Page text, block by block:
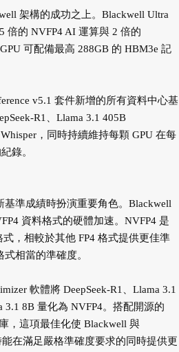
架構的成功之上。Blackwell Ultra
倍的 NVFP4 AI 運算與 2 倍的
可配備最高 288GB 的 HBM3e 記
v5.1 套件新增的所有資料中心基
R1、Llama 3.1 405B
，同時持續維持每顆 GPU 在每
錄。
準成績時扮演重要角色。Blackwell
資料格式的硬體加速。NVFP4 是
，相較於其他 FP4 格式提供更佳準
相當的準確度。
軟體將 DeepSeek-R1、Llama 3.1
3.1 8B 量化為 NVFP4。搭配開源的
，這項最佳化使 Blackwell 與
在滿足嚴格準確度要求的同時提供更